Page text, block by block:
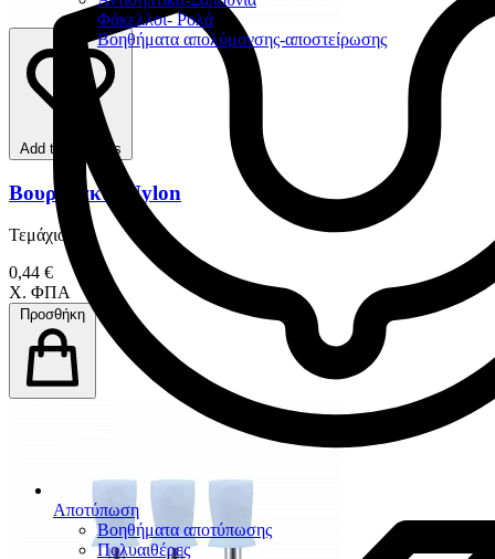
Φάκελλοι- Ρολά
Βοηθήματα απολύμανσης-αποστείρωσης
Αποτύπωση
Βοηθήματα αποτύπωσης
Πολυαιθέρες
Add to favorites
Βουρτσάκια Nylon
Τεμάχιο
0,44 €
Χ. ΦΠΑ
Προσθήκη